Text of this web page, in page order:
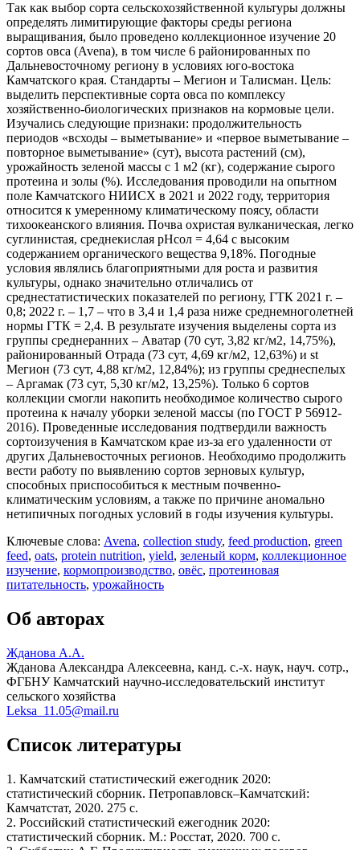
Так как выбор сорта сельскохозяйственной культуры должны
определять лимитирующие факторы среды региона
выращивания, было проведено коллекционное изучение 20
сортов овса (Avena), в том числе 6 районированных по
Дальневосточному региону в условиях юго-востока
Камчатского края. Стандарты – Мегион и Талисман. Цель:
выделить перспективные сорта овса по комплексу
хозяйственно-биологических признаков на кормовые цели.
Изучались следующие признаки: продолжительность
периодов «всходы – выметывание» и «первое выметывание –
повторное выметывание» (сут), высота растений (см),
урожайность зеленой массы с 1 м2 (кг), содержание сырого
протеина и золы (%). Исследования проводили на опытном
поле Камчатского НИИСХ в 2021 и 2022 году, территория
относится к умеренному климатическому поясу, области
тихоокеанского влияния. Почва охристая вулканическая, легко
суглинистая, среднекислая рНсол = 4,64 с высоким
содержанием органического вещества 9,18%. Погодные
условия являлись благоприятными для роста и развития
культуры, однако значительно отличались от
среднестатистических показателей по региону, ГТК 2021 г. –
0,8; 2022 г. – 1,7 – что в 3,4 и 1,4 раза ниже среднемноголетней
нормы ГТК = 2,4. В результате изучения выделены сорта из
группы среднеранних – Аватар (70 сут, 3,82 кг/м2, 14,75%),
районированный Отрада (73 сут, 4,69 кг/м2, 12,63%) и st
Мегион (73 сут, 4,88 кг/м2, 12,84%); из группы среднеспелых
– Аргамак (73 сут, 5,30 кг/м2, 13,25%). Только 6 сортов
коллекции смогли накопить необходимое количество сырого
протеина к началу уборки зеленой массы (по ГОСТ Р 56912-
2016). Проведенные исследования подтвердили важность
сортоизучения в Камчатском крае из-за его удаленности от
других Дальневосточных регионов. Необходимо продолжить
вести работу по выявлению сортов зерновых культур,
способных приспособиться к местным почвенно-
климатическим условиям, а также по причине аномально
нетипичных погодных условий в годы изучения культуры.
Ключевые слова: Avena, collection study, feed production, green
feed, oats, protein nutrition, yield, зеленый корм, коллекционное
изучение, кормопроизводство, овёс, протеиновая
питательность, урожайность
Об авторах
Жданова А.А.
Жданова Александра Алексеевна, канд. с.-х. наук, науч. сотр.,
ФГБНУ Камчатский научно-исследовательский институт
сельского хозяйства
Leksa_11.05@mail.ru
Список литературы
1. Камчатский статистический ежегодник 2020:
статистический сборник. Петропавловск–Камчатский:
Камчатcтат, 2020. 275 с.
2. Российский статистический ежегодник 2020:
статистический сборник. М.: Росстат, 2020. 700 с.